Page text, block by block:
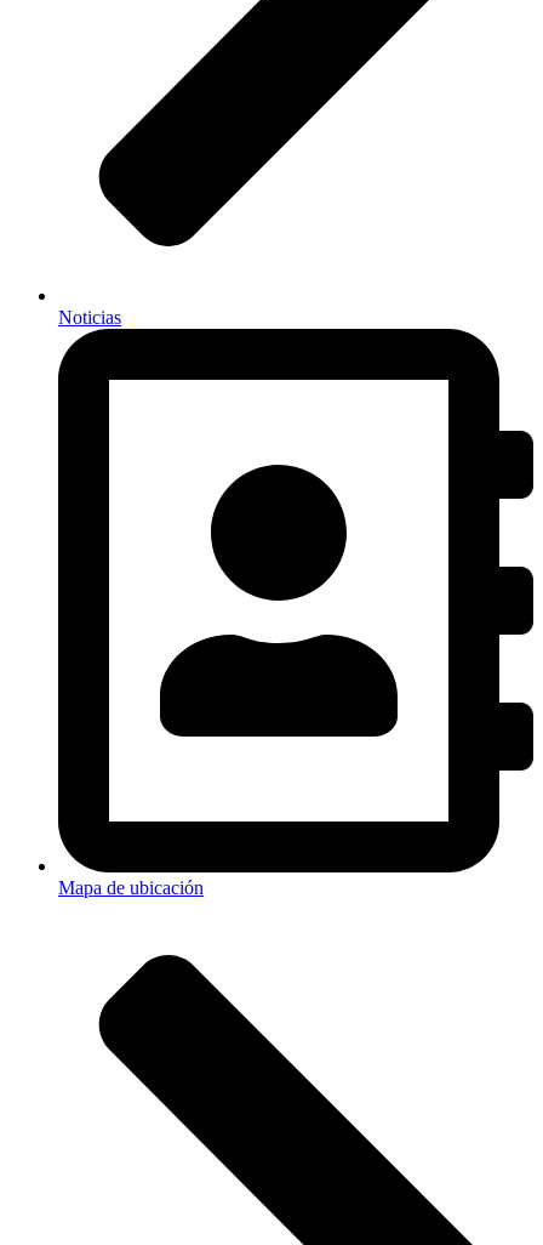
Noticias
Mapa de ubicación